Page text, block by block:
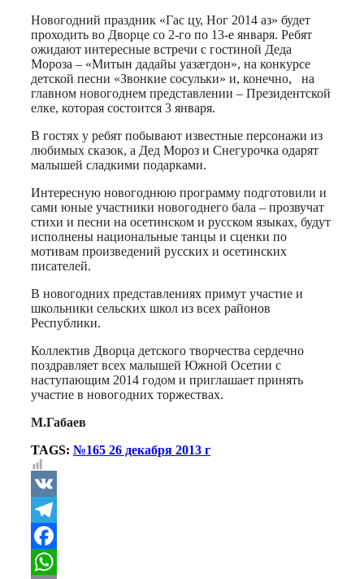
Новогодний праздник «Гас цу, Ног 2014 аз» будет
проходить во Дворце со 2-го по 13-е января. Ребят
ожидают интересные встречи с гостиной Деда
Мороза – «Митын дадайы уазæгдон», на конкурсе
детской песни «Звонкие сосульки» и, конечно, на
главном новогоднем представлении – Президентской
елке, которая состоится 3 января.
В гостях у ребят побывают известные персонажи из
любимых сказок, а Дед Мороз и Снегурочка одарят
малышей сладкими подарками.
Интересную новогоднюю программу подготовили и
сами юные участники новогоднего бала – прозвучат
стихи и песни на осетинском и русском языках, будут
исполнены национальные танцы и сценки по
мотивам произведений русских и осетинских
писателей.
В новогодних представлениях примут участие и
школьники сельских школ из всех районов
Республики.
Коллектив Дворца детского творчества сердечно
поздравляет всех малышей Южной Осетии с
наступающим 2014 годом и приглашает принять
участие в новогодних торжествах.
М.Габаев
TAGS: №165 26 декабря 2013 г
VK
Telegram
Facebook